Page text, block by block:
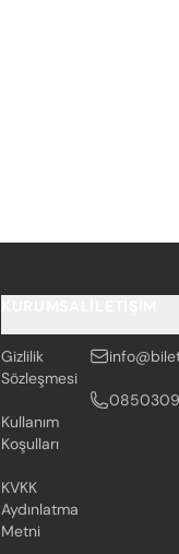
Gizlilik
Sözleşmesi
Kullanım
Koşulları
KVKK
Aydınlatma
Metni